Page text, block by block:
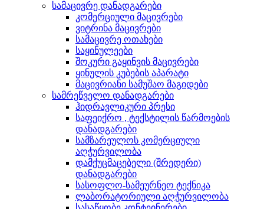
სამაცივრე დანადგარები
კომერციული მაცივრები
ვიტრინა მაცივრები
სამაცივრე ოთახები
საყინულეები
შოკური გაყინვის მაცივრები
ყინულის კუბების აპარატი
მაცივრიანი სამუშაო მაგიდები
სამრეწველო დანადგარები
ჰიდრავლიკური პრესი
საფეიქრო , ტექსტილის წარმოების
დანადგარები
სამზარეულოს კომერციული
აღჭურვილობა
დამქუცმაცებელი (შრედერი)
დანადგარები
სასოფლო-სამეურნეო ტექნიკა
ლაბორატორიული აღჭურვილობა